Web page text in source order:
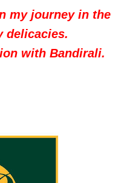
my journey in the
delicacies.
with Bandirali.